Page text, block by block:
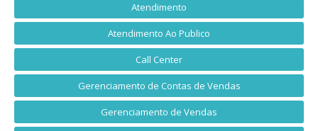
Atendimento
Atendimento Ao Publico
Call Center
Gerenciamento de Contas de Vendas
Gerenciamento de Vendas